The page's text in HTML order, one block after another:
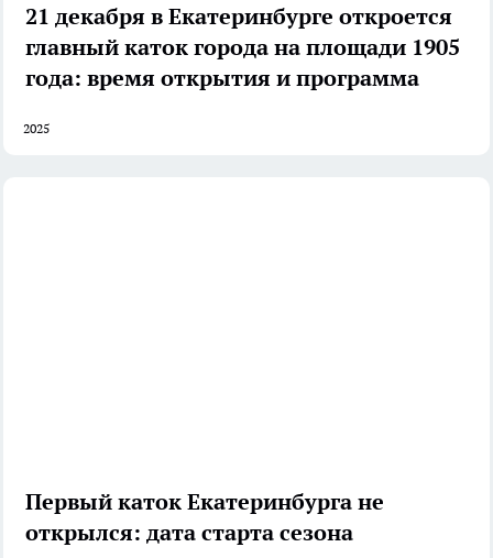
21 декабря в Екатеринбурге откроется
главный каток города на площади 1905
года: время открытия и программа
2025
Первый каток Екатеринбурга не
открылся: дата старта сезона